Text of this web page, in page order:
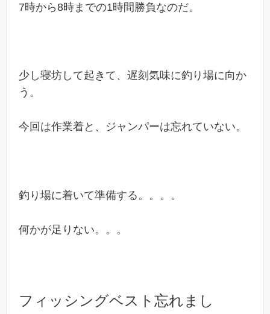
7時から8時までの1時間勝負なのだ。
少し寝坊して起きて、遅刻気味に釣り場に向か
う。
今回は作業着と、ジャンパーは忘れていない。
釣り場に着いて準備する。。。。
何かが足りない。。。
フィッシングベスト忘れまし